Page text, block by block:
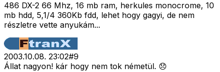
486 DX-2 66 Mhz, 16 mb ram, herkules monocrome, 10
mb hdd, 5,1/4 360Kb fdd, lehet hogy gagyi, de nem
részletre vette anyukám...
2003.10.08. 23:02#9
Állat nagyon! kár hogy nem tok németül. 😞